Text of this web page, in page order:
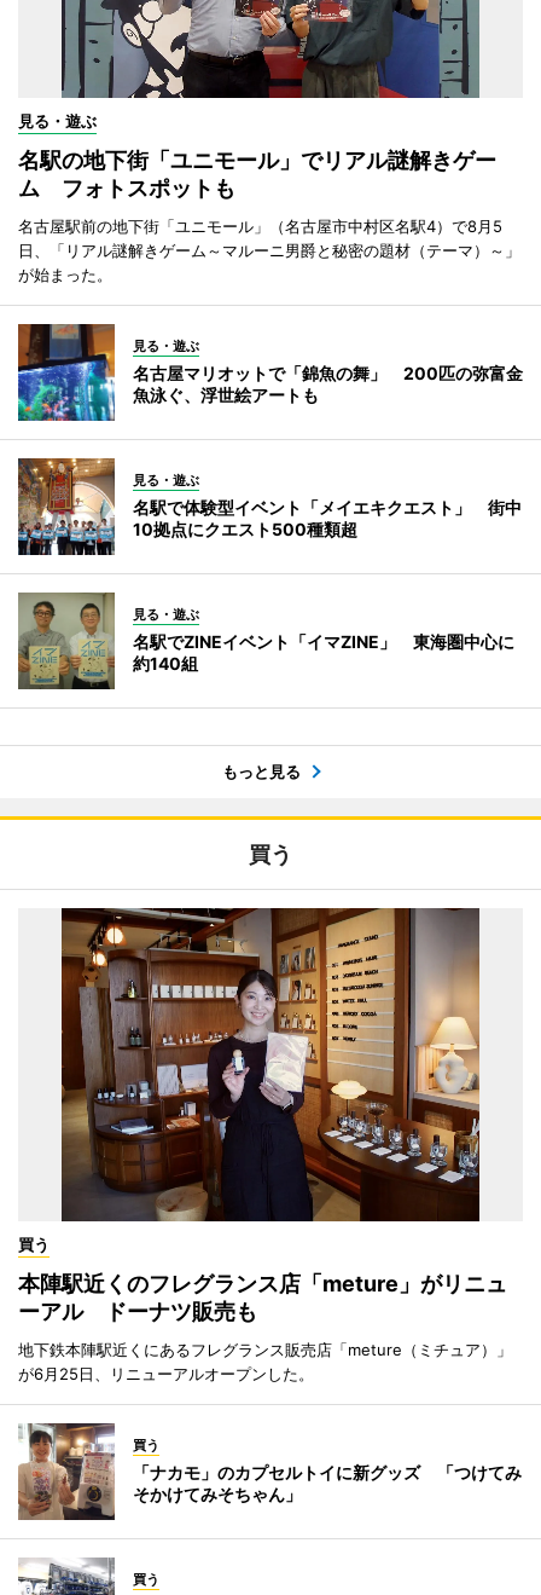
見る・遊ぶ
名駅の地下街「ユニモール」でリアル謎解きゲー
ム フォトスポットも
名古屋駅前の地下街「ユニモール」（名古屋市中村区名駅4）で8月5
日、「リアル謎解きゲーム～マルーニ男爵と秘密の題材（テーマ）～」
が始まった。
見る・遊ぶ
名古屋マリオットで「錦魚の舞」 200匹の弥富金
魚泳ぐ、浮世絵アートも
見る・遊ぶ
名駅で体験型イベント「メイエキクエスト」 街中
10拠点にクエスト500種類超
見る・遊ぶ
名駅でZINEイベント「イマZINE」 東海圏中心に
約140組
もっと見る
買う
買う
本陣駅近くのフレグランス店「meture」がリニュ
ーアル ドーナツ販売も
地下鉄本陣駅近くにあるフレグランス販売店「meture（ミチュア）」
が6月25日、リニューアルオープンした。
買う
「ナカモ」のカプセルトイに新グッズ 「つけてみ
そかけてみそちゃん」
買う